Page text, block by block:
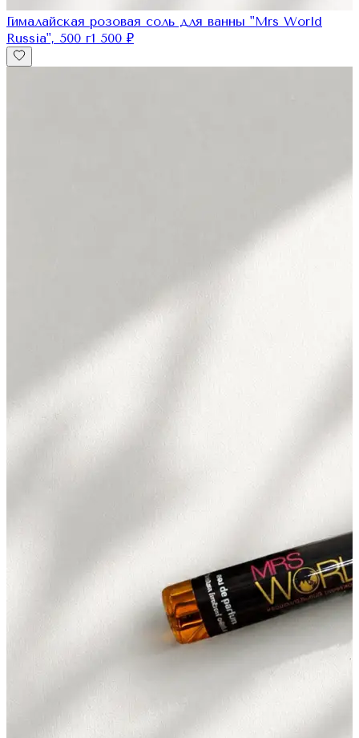
Гималайская розовая соль для ванны "Mrs World
Russia", 500 г1 500 ₽